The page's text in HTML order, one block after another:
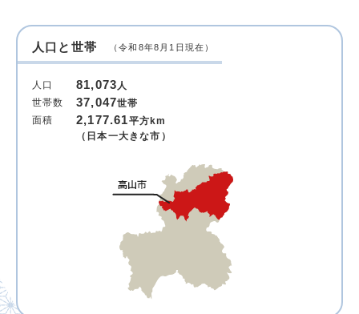
人口と世帯 （令和8年8月1日現在）
人口 81,073人
世帯数
37,047世帯
面積
2,177.61平方km
（日本一大きな市）